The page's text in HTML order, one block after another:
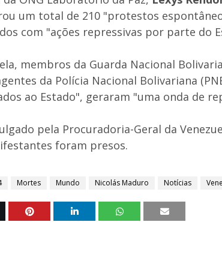
um total de 210 "protestos
com "ações repressivas por parte do
membros da Guarda Nacional
da Polícia Nacional Bolivariana
ao Estado", geraram "uma onda de
pela Procuradoria-Geral da
foram presos.
Mortes Mundo Nicolás Maduro Notícias